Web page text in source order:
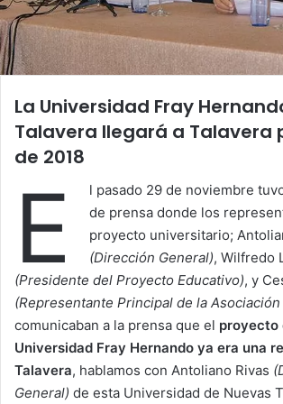
La Universidad Fray
Talavera llegará a Talavera
de 2018
E
l pasado 29 de noviembre
de prensa donde los
proyecto universitario;
(Dirección General), Wilfredo
(Presidente del Proyecto Educativo), y
(Representante Principal de la
comunicaban a la prensa que el proyecto
Universidad Fray Hernando ya era una
Talavera, hablamos con Antoliano Rivas
General) de esta Universidad de Nuevas